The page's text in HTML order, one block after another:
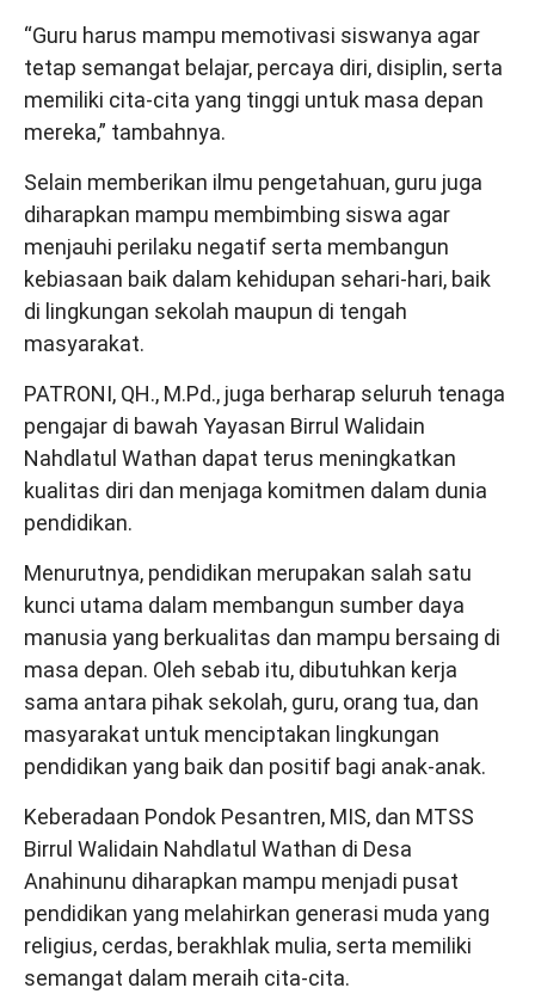
“Guru harus mampu memotivasi siswanya agar
tetap semangat belajar, percaya diri, disiplin, serta
memiliki cita-cita yang tinggi untuk masa depan
mereka,” tambahnya.
Selain memberikan ilmu pengetahuan, guru juga
diharapkan mampu membimbing siswa agar
menjauhi perilaku negatif serta membangun
kebiasaan baik dalam kehidupan sehari-hari, baik
di lingkungan sekolah maupun di tengah
masyarakat.
PATRONI, QH., M.Pd., juga berharap seluruh tenaga
pengajar di bawah Yayasan Birrul Walidain
Nahdlatul Wathan dapat terus meningkatkan
kualitas diri dan menjaga komitmen dalam dunia
pendidikan.
Menurutnya, pendidikan merupakan salah satu
kunci utama dalam membangun sumber daya
manusia yang berkualitas dan mampu bersaing di
masa depan. Oleh sebab itu, dibutuhkan kerja
sama antara pihak sekolah, guru, orang tua, dan
masyarakat untuk menciptakan lingkungan
pendidikan yang baik dan positif bagi anak-anak.
Keberadaan Pondok Pesantren, MIS, dan MTSS
Birrul Walidain Nahdlatul Wathan di Desa
Anahinunu diharapkan mampu menjadi pusat
pendidikan yang melahirkan generasi muda yang
religius, cerdas, berakhlak mulia, serta memiliki
semangat dalam meraih cita-cita.